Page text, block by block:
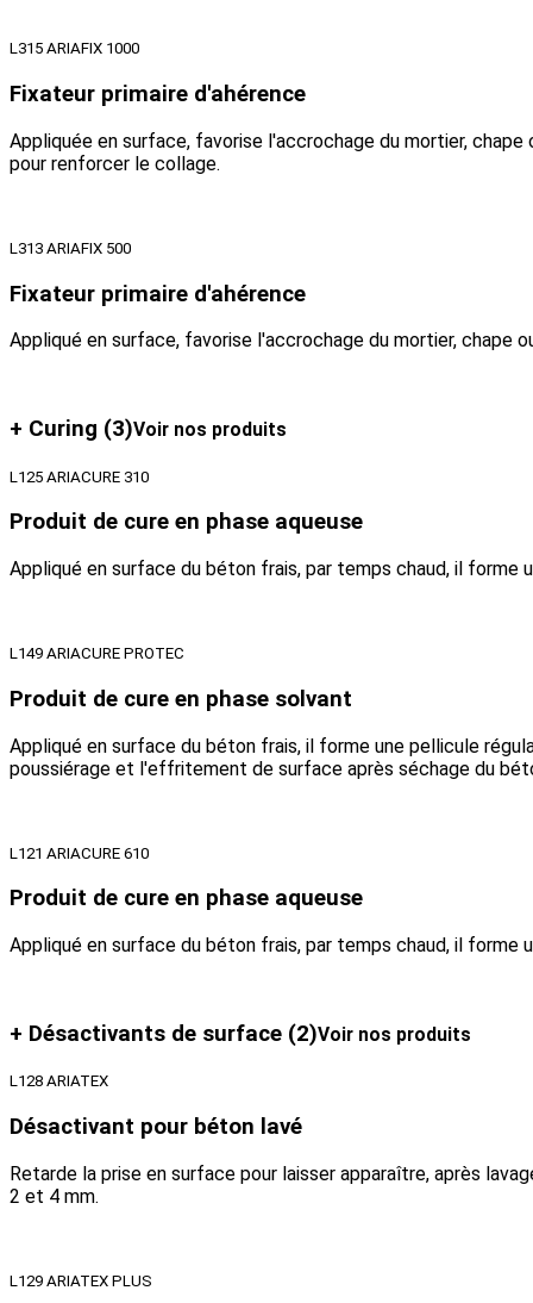
L315 ARIAFIX 1000
Fixateur primaire d'ahérence
Appliquée en surface, favorise l'accrochage du mortier,
pour renforcer le collage.
L313 ARIAFIX 500
Fixateur primaire d'ahérence
Appliqué en surface, favorise l'accrochage du mortier, chape
+ Curing (3)Voir nos produits
L125 ARIACURE 310
Produit de cure en phase aqueuse
Appliqué en surface du béton frais, par temps chaud, il
L149 ARIACURE PROTEC
Produit de cure en phase solvant
Appliqué en surface du béton frais, il forme une pellicule
poussiérage et l'effritement de surface après séchage du
L121 ARIACURE 610
Produit de cure en phase aqueuse
Appliqué en surface du béton frais, par temps chaud, il
+ Désactivants de surface (2)Voir nos produits
L128 ARIATEX
Désactivant pour béton lavé
Retarde la prise en surface pour laisser apparaître, après
2 et 4 mm.
L129 ARIATEX PLUS